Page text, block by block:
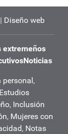
| Diseño web
extremeños
Noticias
,
Estudios
, Inclusión
, Mujeres con
, Notas